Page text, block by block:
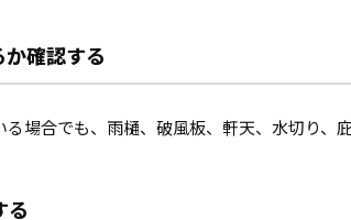
確認する
る場合でも、雨樋、破風板、軒天、水切り
る